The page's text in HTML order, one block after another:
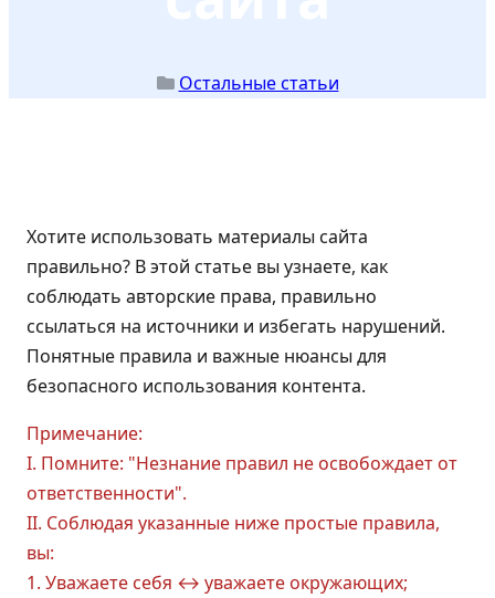
Остальные статьи
Хотите использовать материалы сайта
правильно? В этой статье вы узнаете, как
соблюдать авторские права, правильно
ссылаться на источники и избегать нарушений.
Понятные правила и важные нюансы для
безопасного использования контента.
Примечание:
I. Помните: "Незнание правил не освобождает от
ответственности".
II. Соблюдая указанные ниже простые правила,
вы:
1. Уважаете себя ↔ уважаете окружающих;